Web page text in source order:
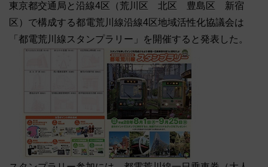
東京都交通局と沿線4区（荒川区 北区 豊島区 新宿
区）で構成する都電荒川線沿線4区地域活性化協議会は
「都電荒川線スタンプラリー」を開催すると発表した。